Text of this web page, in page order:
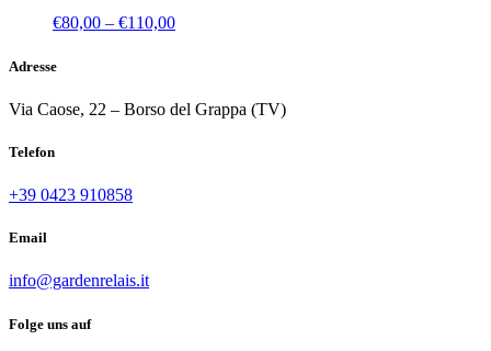
€80,00 – €110,00Preisspanne:
Adresse
Via Caose, 22 – Borso del Grappa (TV)
Telefon
+39 0423 910858
Email
info@gardenrelais.it
Folge uns auf